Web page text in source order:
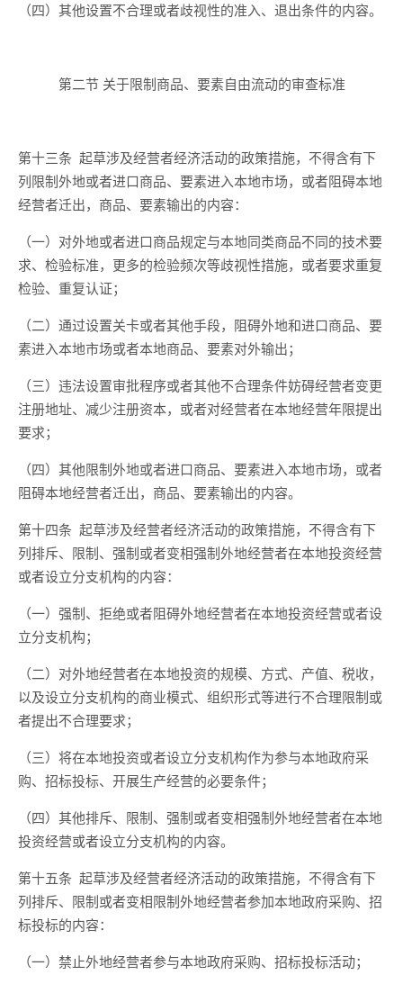
（四）其他设置不合理或者歧视性的准入、退出条件的内容。
第二节 关于限制商品、要素自由流动的审查标准
第十三条 起草涉及经营者经济活动的政策措施，不得含有下
列限制外地或者进口商品、要素进入本地市场，或者阻碍本地
经营者迁出，商品、要素输出的内容：
（一）对外地或者进口商品规定与本地同类商品不同的技术要
求、检验标准，更多的检验频次等歧视性措施，或者要求重复
检验、重复认证；
（二）通过设置关卡或者其他手段，阻碍外地和进口商品、要
素进入本地市场或者本地商品、要素对外输出；
（三）违法设置审批程序或者其他不合理条件妨碍经营者变更
注册地址、减少注册资本，或者对经营者在本地经营年限提出
要求；
（四）其他限制外地或者进口商品、要素进入本地市场，或者
阻碍本地经营者迁出，商品、要素输出的内容。
第十四条 起草涉及经营者经济活动的政策措施，不得含有下
列排斥、限制、强制或者变相强制外地经营者在本地投资经营
或者设立分支机构的内容：
（一） 强制、 拒绝或者阻碍外地经营者在本地投资经营或者设
立分支机构；
（二）对外地经营者在本地投资的规模、方式、产值、税收，
以及设立分支机构的商业模式、组织形式等进行不合理限制或
者提出不合理要求；
（三）将在本地投资或者设立分支机构作为参与本地政府采
购、招标投标、开展生产经营的必要条件；
（四）其他排斥、限制、强制或者变相强制外地经营者在本地
投资经营或者设立分支机构的内容。
第十五条 起草涉及经营者经济活动的政策措施，不得含有下
列排斥、限制或者变相限制外地经营者参加本地政府采购、招
标投标的内容：
（一）禁止外地经营者参与本地政府采购、招标投标活动；